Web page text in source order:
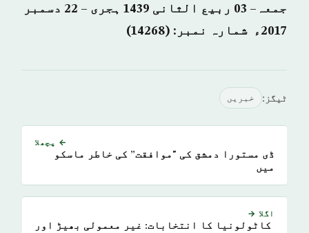
جمعہ– 03 ربيع الثانی 1439 ہجری – 22 دسمبر
2017ء شمارہ نمبر: (14268)
ٹیگز: خبريں
← پچھلا
ڈی مستورا دمشق کی "موافقت” کی خاطر ماسکو
میں
اگلا →
کاٹولونیا کا انتخابات: غیر معمولی بھیڑ اور